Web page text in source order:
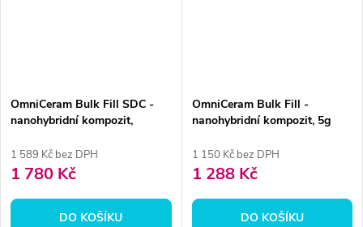
OmniCeram Bulk Fill SDC -
nanohybridní kompozit,
1 589 Kč bez DPH
1 780 Kč
DO KOŠÍKU
OmniCeram Bulk Fill -
nanohybridní kompozit, 5g
1 150 Kč bez DPH
1 288 Kč
DO KOŠÍKU